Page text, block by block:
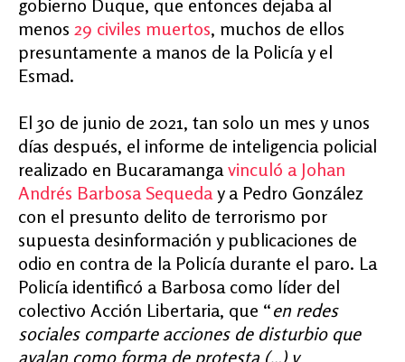
gobierno Duque, que entonces dejaba al
menos 29 civiles muertos, muchos de ellos
presuntamente a manos de la Policía y el
Esmad.
El 30 de junio de 2021, tan solo un mes y unos
días después, el informe de inteligencia policial
realizado en Bucaramanga vinculó a Johan
Andrés Barbosa Sequeda y a Pedro González
con el presunto delito de terrorismo por
supuesta desinformación y publicaciones de
odio en contra de la Policía durante el paro. La
Policía identificó a Barbosa como líder del
colectivo Acción Libertaria, que “en redes
sociales comparte acciones de disturbio que
avalan como forma de protesta (…) y